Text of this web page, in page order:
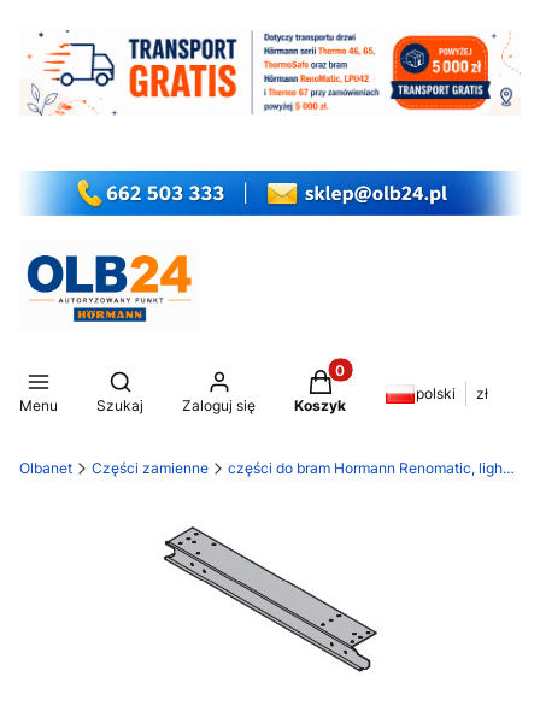
Menu
Otwórz wyszukiwarkę
Szukaj Zaloguj się
Produkty w koszyku: 0.
Koszyk
polski zł
Olbanet Części zamienne części do bram Hormann Renomatic, light EcoStar